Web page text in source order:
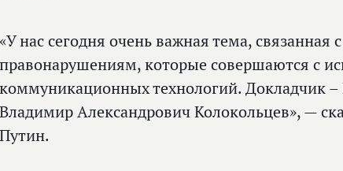
«У нас сегодня очень важная тема, связанная
правонарушениям, которые совершаются с
коммуникационных технологий. Докладчик
Владимир Александрович Колокольцев», —
Путин.